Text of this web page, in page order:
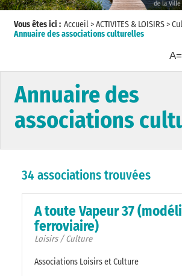
Vous êtes ici : Accueil>ACTIVITES & LOISIRS>
Annuaire des associations culturelles
A=
Annuaire des
associations
34 associations trouvées
A toute Vapeur 37
ferroviaire)
Loisirs / Culture
Associations Loisirs et Culture